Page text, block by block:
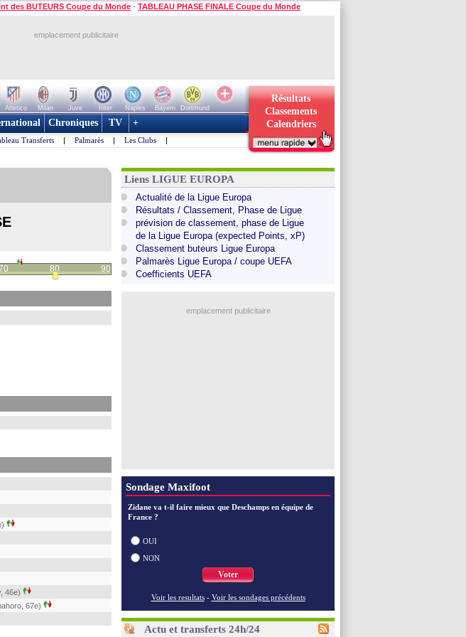
des BUTEURS Coupe du Monde - TABLEAU PHASE FINALE Coupe du Monde
emplacement publicitaire
Atletico Milan Juve Inter Naples Bayern
Dortmund
Résultats
Classements
Calendriers
Chroniques TV +
Transferts | Palmarès | Les Clubs |
80 90
)
46e)
67e)
Liens LIGUE EUROPA
Actualité de la Ligue Europa
Résultats / Classement, Phase de Ligue
prévision de classement, phase de Ligue
de la Ligue Europa (expected Points, xP)
Classement buteurs Ligue Europa
Palmarès Ligue Europa / coupe UEFA
Coefficients UEFA
emplacement publicitaire
Sondage Maxifoot
Zidane va t-il faire mieux que Deschamps en équipe de
France ?
OUI
NON
Voter
Voir les resultats - Voir les sondages précédents
Actu et transferts 24h/24